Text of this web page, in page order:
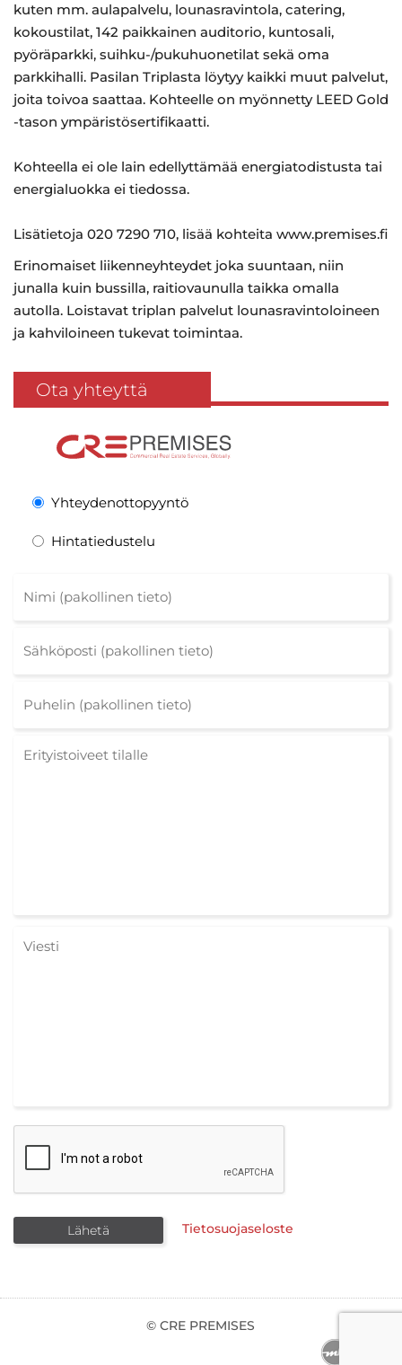
kuten mm. aulapalvelu, lounasravintola, catering,
kokoustilat, 142 paikkainen auditorio, kuntosali,
pyöräparkki, suihku-/pukuhuonetilat sekä oma
parkkihalli. Pasilan Triplasta löytyy kaikki muut palvelut,
joita toivoa saattaa. Kohteelle on myönnetty LEED Gold
-tason ympäristösertifikaatti.
Kohteella ei ole lain edellyttämää energiatodistusta tai
energialuokka ei tiedossa.
Lisätietoja 020 7290 710, lisää kohteita www.premises.fi
Erinomaiset liikenneyhteydet joka suuntaan, niin
junalla kuin bussilla, raitiovaunulla taikka omalla
autolla. Loistavat triplan palvelut lounasravintoloineen
ja kahviloineen tukevat toimintaa.
Ota yhteyttä
Yhteydenottopyyntö
Hintatiedustelu
Tietosuojaseloste
© CRE PREMISES